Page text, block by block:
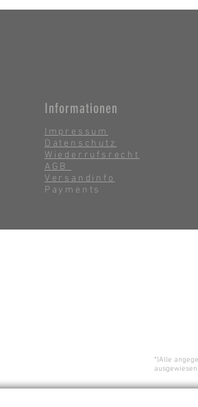
Informationen
Impressum
Datenschutz
Wiederrufsrecht
AGB
Versandinfo
Payments
*)Alle
ausgewiesen.